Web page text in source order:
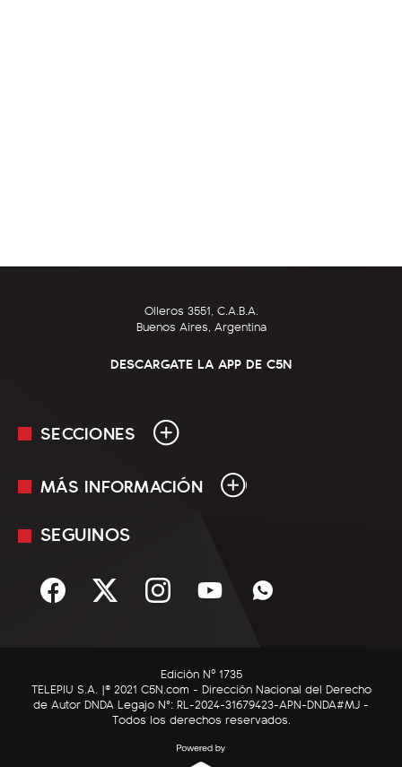
Olleros 3551, C.A.B.A.
Buenos Aires, Argentina
DESCARGATE LA APP DE C5N
SECCIONES
En Vivo
Sociedad
C5N Autos
RatingCero
MÁS INFORMACIÓN
Mediakit
Términos y condiciones
SEGUINOS
Edición Nº 1735
TELEPIU S.A. |© 2021 C5N.com - Dirección Nacional del Derecho
de Autor DNDA Legajo N°: RL-2024-31679423-APN-DNDA#MJ -
Todos los derechos reservados.